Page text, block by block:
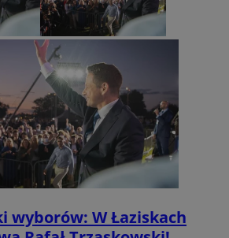
wyborów: W Łaziskach